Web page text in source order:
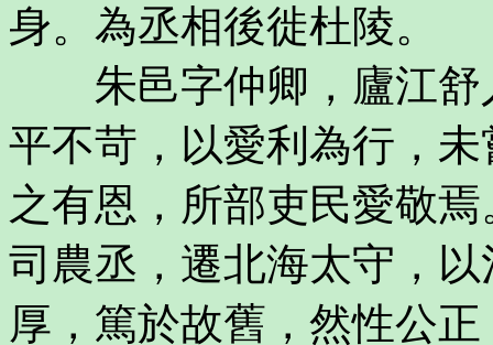
身。為丞相後徙杜陵。
朱邑字仲卿，廬江舒
平不苛，以愛利為行，
之有恩，所部吏民愛敬
司農丞，遷北海太守，
厚，篤於故舊，然性公